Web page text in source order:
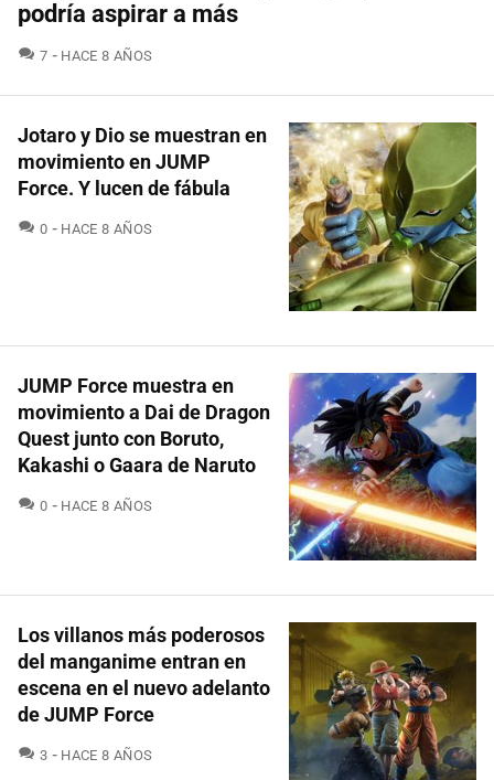
podría aspirar a más
7 COMENTARIOS
HACE 8 AÑOS
Jotaro y Dio se muestran en
movimiento en JUMP
Force. Y lucen de fábula
0 COMENTARIOS
HACE 8 AÑOS
JUMP Force muestra en
movimiento a Dai de Dragon
Quest junto con Boruto,
Kakashi o Gaara de Naruto
0 COMENTARIOS
HACE 8 AÑOS
Los villanos más poderosos
del manganime entran en
escena en el nuevo adelanto
de JUMP Force
3 COMENTARIOS
HACE 8 AÑOS